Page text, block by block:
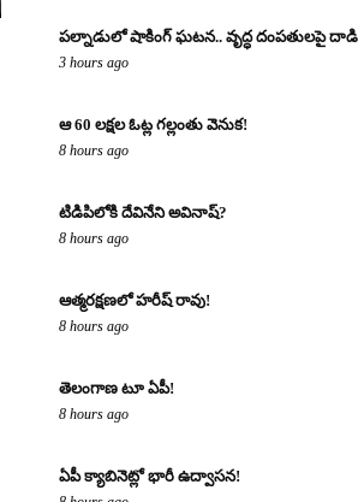
పల్నాడులో షాకింగ్ ఘటన.. వృద్ధ దంపతులపై
3 hours ago
ఆ 60 లక్షల ఓట్ల గల్లంతు వెనుక!
8 hours ago
టిడిపిలోకి దేవినేని అవినాష్?
8 hours ago
ఆత్మరక్షణలో హరీష్ రావు!
8 hours ago
తెలంగాణ టూ ఏపీ!
8 hours ago
ఏపీ క్యాబినెట్లో భారీ ఉద్వాసన!